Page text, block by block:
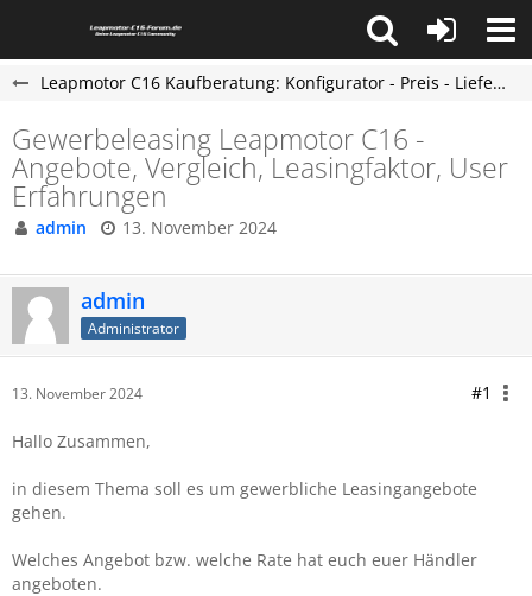
Leapmotor C16 Kaufberatung: Konfigurator - Preis - Lieferzeit - Leapmotor C16 Forum
Gewerbeleasing Leapmotor C16 -
Angebote, Vergleich, Leasingfaktor, User
Erfahrungen
admin 13. November 2024
admin
Administrator
13. November 2024 #1
Hallo Zusammen,
in diesem Thema soll es um gewerbliche Leasingangebote
gehen.
Welches Angebot bzw. welche Rate hat euch euer Händler
angeboten.